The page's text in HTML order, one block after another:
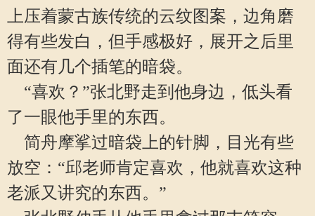
上压着蒙古族传统的云纹图案，边角磨
得有些发白，但手感极好，展开之后里
面还有几个插笔的暗袋。
“喜欢？”张北野走到他身边，低头看
了一眼他手里的东西。
简舟摩挲过暗袋上的针脚，目光有些
放空：“邱老师肯定喜欢，他就喜欢这种
老派又讲究的东西。”